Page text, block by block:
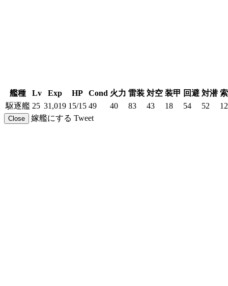
艦種 Lv Exp HP Cond 火力 雷装 対空 装甲 回避 対潜
駆逐艦 25 31,019 15/15 49 40 83 43 18 54 52 12
Close 嫁艦にする Tweet